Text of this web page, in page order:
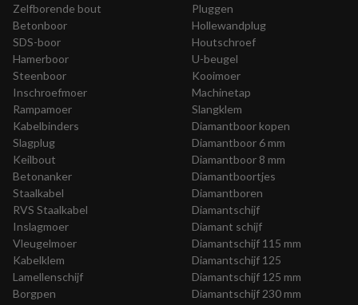
Zelfborende bout
Betonboor
SDS-boor
Hamerboor
Steenboor
Pluggen
Hollewandplug
Houtschroef
U-beugel
Kooimoer
Inschroefmoer
Rampamoer
Kabelbinders
Slagplug
Keilbout
Betonanker
Staalkabel
RVS Staalkabel
Inslagmoer
Vleugelmoer
Kabelklem
Lamellenschijf
Borgpen
Machinetap
Slangklem
Diamantboor kopen
Diamantboor 6 mm
Diamantboor 8 mm
Diamantboortjes
Diamantboren
Diamantschijf
Diamant schijf
Diamantschijf 115 mm
Diamantschijf 125
Diamantschijf 125 mm
Diamantschijf 230 mm